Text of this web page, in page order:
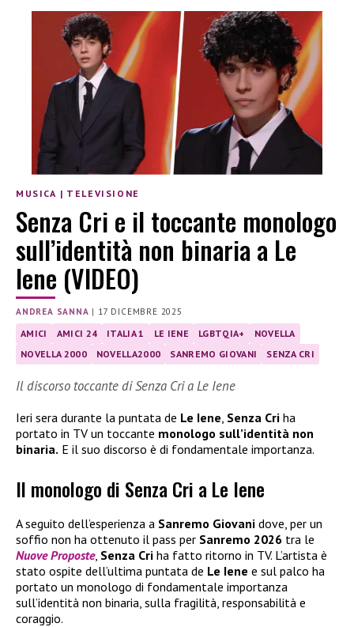
MUSICA | TELEVISIONE
Senza Cri e il toccante monologo
sull’identità non binaria a Le
Iene (VIDEO)
ANDREA SANNA | 17 DICEMBRE 2025
AMICI AMICI 24 ITALIA 1 LE IENE LGBTQIA+
NOVELLA
NOVELLA 2000
NOVELLA2000 SANREMO GIOVANI SENZA CRI
Il discorso toccante di Senza Cri a Le Iene
Ieri sera durante la puntata de Le Iene Senza Cri ha
portato in TV un toccante monologo sull’identità non
binaria. E il suo discorso è di fondamentale importanza.
Il monologo di Senza Cri a Le Iene
A seguito dell’esperienza a Sanremo Giovani dove, per un
soffio non ha ottenuto il pass per Sanremo 2026 tra le
Nuove Proposte, Senza Cri ha fatto ritorno in TV. L’artista è
stato ospite dell’ultima puntata de Le Iene e sul palco ha
portato un monologo di fondamentale importanza
sull’identità non binaria, sulla fragilità, responsabilità e
coraggio.